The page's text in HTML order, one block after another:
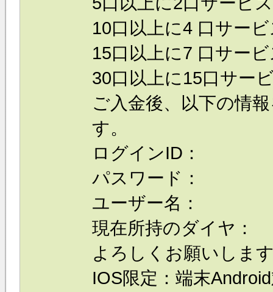
10口以上に4 口サー
15口以上に7 口サー
30口以上に15口サー
ご入金後、以下の情
す。
ログインID：
パスワード：
ユーザー名：
現在所持のダイヤ：
よろしくお願いしま
IOS限定：端末